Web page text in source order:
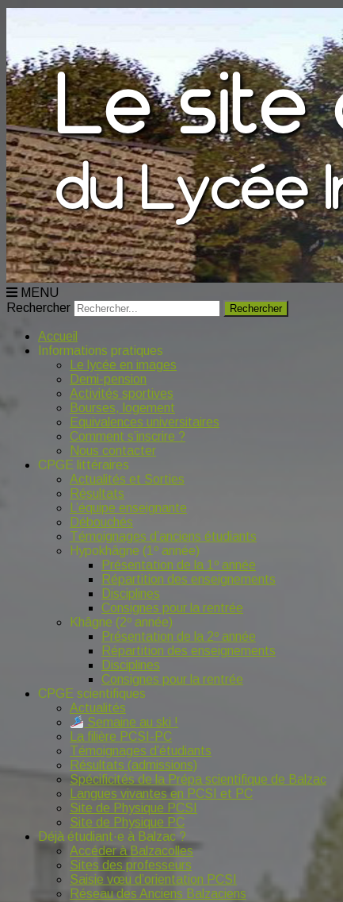
MENU
Rechercher
Accueil
Informations pratiques
Le lycée en images
Demi-pension
Activités sportives
Bourses, logement
Equivalences universitaires
Comment s’inscrire ?
Nous contacter
CPGE littéraires
Actualités et Sorties
Résultats
L’équipe enseignante
Débouchés
Témoignages d’anciens étudiants
Hypokhâgne (1º année)
Présentation de la 1º année
Répartition des enseignements
Disciplines
Consignes pour la rentrée
Khâgne (2º année)
Présentation de la 2º année
Répartition des enseignements
Disciplines
Consignes pour la rentrée
CPGE scientifiques
Actualités
Semaine au ski !
La filière PCSI-PC
Témoignages d’étudiants
Résultats (admissions)
Spécificités de la Prépa scientifique de Balzac
Langues vivantes en PCSI et PC
Site de Physique PCSI
Site de Physique PC
Déjà étudiant·e à Balzac ?
Accéder à Balzacolles
Sites des professeurs
Saisie vœu d’orientation PCSI
Réseau des Anciens Balzaciens